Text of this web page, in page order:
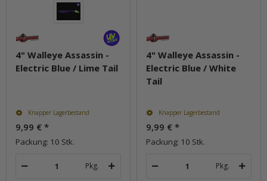
4" Walleye Assassin -
Electric Blue / Lime Tail
Knapper Lagerbestand
9,99 € *
Packung: 10 Stk.
Pkg.
4" Walleye Assassin -
Electric Blue / White
Tail
Knapper Lagerbestand
9,99 € *
Packung: 10 Stk.
Pkg.